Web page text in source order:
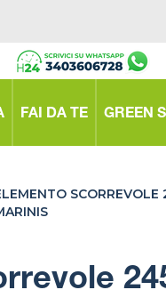
FAI DA TE GREEN